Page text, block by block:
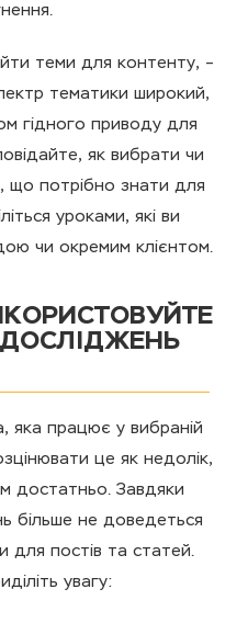
теми для контенту, –
тематики широкий,
гідного приводу для
як вибрати чи
що потрібно знати для
уроками, які ви
чи окремим клієнтом.
ДОСЛІДЖЕНЬ
яка працює у вибраній
це як недолік,
достатньо. Завдяки
більше не доведеться
для постів та статей.
увагу: